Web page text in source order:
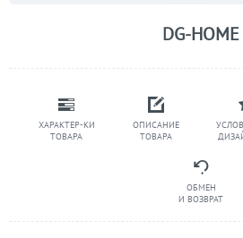
ХАРАКТЕР-КИ
ТОВАРА
ОПИСАНИЕ
ТОВАРА
ОБМЕН
И ВОЗВРАТ
DG-HOME